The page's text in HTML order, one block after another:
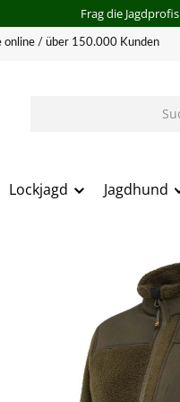
Frag die Jagdprofis
online / über 150.000 Kunden
Lockjagd Jagdhund